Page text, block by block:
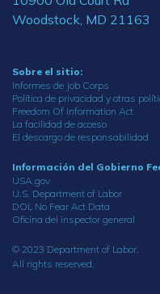
Woodstock, MD 21163
Sobre el sitio:
Informes de Job Corps
Política de privacidad y otras
Freedom Of Information Act
La facilidad de acceso
El descargo de responsabilidad
Información del Gobierno
USA.gov
U.S. Department of Labor
DOL No Fear Act Data
Oficina del inspector general
© 2023 Department of Labor.
All rights reserved.